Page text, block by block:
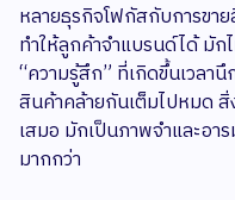
หลายธุรกิจโฟกัสกับการขา
ทำให้ลูกค้าจำแบรนด์ได้ มัก
“ความรู้สึก” ที่เกิดขึ้นเวลา
สินค้าคล้ายกันเต็มไปหมด
เสมอ มักเป็นภาพจำและอ
มากกว่า